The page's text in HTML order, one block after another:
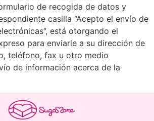
de recogida de datos y
casilla “Acepto el envío de
está otorgando el
para enviarle a su dirección de
teléfono, fax u otro medio
de información acerca de la